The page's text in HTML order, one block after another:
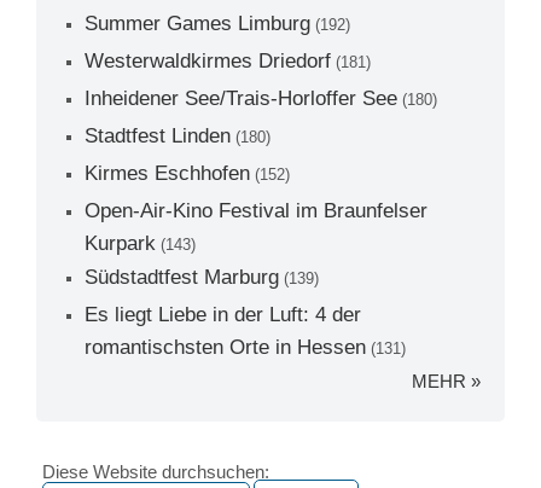
Summer Games Limburg (192)
Westerwaldkirmes Driedorf (181)
Inheidener See/Trais-Horloffer See (180)
Stadtfest Linden (180)
Kirmes Eschhofen (152)
Open-Air-Kino Festival im Braunfelser
Kurpark (143)
Südstadtfest Marburg (139)
Es liegt Liebe in der Luft: 4 der
romantischsten Orte in Hessen (131)
MEHR »
Diese Website durchsuchen: